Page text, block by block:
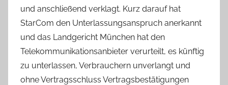
und anschließend verklagt. Kurz darauf hat
StarCom den Unterlassungsanspruch anerkannt
und das Landgericht München hat den
Telekommunikationsanbieter verurteilt, es künftig
zu unterlassen, Verbrauchern unverlangt und
ohne Vertragsschluss Vertragsbestätigungen